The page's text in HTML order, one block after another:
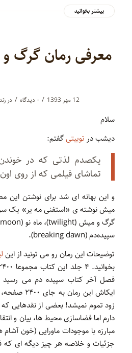
بیشتر بخوانید
معرفی رمان گرگ
12 مهر 1393 / ۰ دیدگاه‌ / در
سلام
دیشب در توییتیگفتم:
یکصدم لذتی که در
تماشای فیلمی که از روی
و این بهانه ای شد برای نوشتن
سپیده‌دم (breaking dawn).
توضیحات این رمان رو می تونید از این
فصل آخر کتاب سپیده دم می
زود تموم نمیشد! بعضی از نقدهایی
دارم اما فضاسازی محیط ها، بیان و
مبارزه با موجودات ماورایی (خون آشام
جزئیات و خلاصه هر چیز دیگه ای که